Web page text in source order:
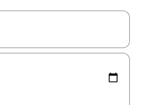
डाउन 'ऐरो की' का इस्तेमाल करके नेविगेट